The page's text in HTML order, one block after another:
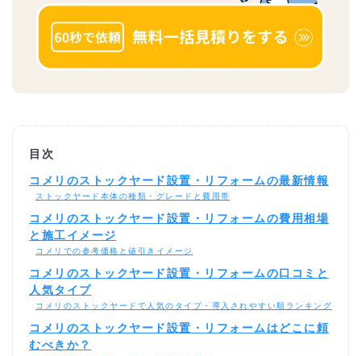
目次
コメリのストックヤード設置・リフォームの最新情報
ストックヤード本体の種類・グレードと費用帯
コメリのストックヤード設置・リフォームの費用相場
と施工イメージ
コメリでの参考価格と値引きイメージ
コメリのストックヤード設置・リフォームの口コミと
人気タイプ
コメリのストックヤードで人気のタイプ・導入されやすい順ランキング
コメリのストックヤード設置・リフォームはどこに頼
むべきか？